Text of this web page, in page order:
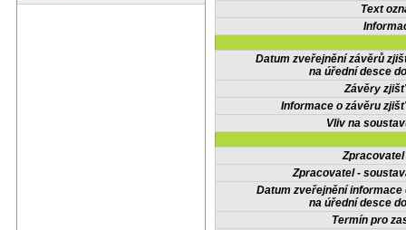
Text
Datum zveřejnění závěrů
na úřední desce
Závěry
Informace o závěru
Vliv na
Zpracovatel -
Datum zveřejnění informace
na úřední desce
Termín pro